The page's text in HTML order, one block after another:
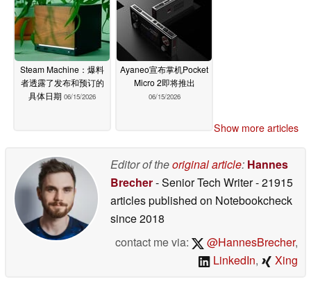
Steam Machine：爆料
者透露了发布和预订的
具体日期 06/15/2026
Ayaneo宣布掌机Pocket
Micro 2即将推出
06/15/2026
Show more articles
Editor of theoriginal article: Hannes
Brecher- Senior Tech Writer- 21915
articles published on Notebookcheck
since 2018
contact me via:
@HannesBrecher,
LinkedIn, Xing